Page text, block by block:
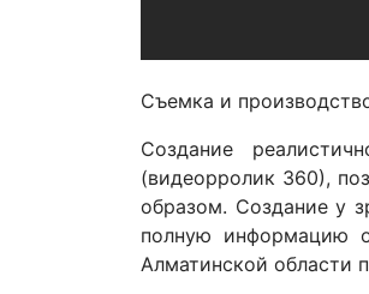
Съемка и
Создание
(видеорролик 360),
образом. Создание у
полную информацию
Алматинской области